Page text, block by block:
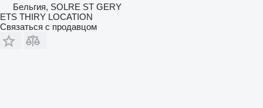
Бельгия, SOLRE ST GERY
ETS THIRY LOCATION
Связаться с продавцом